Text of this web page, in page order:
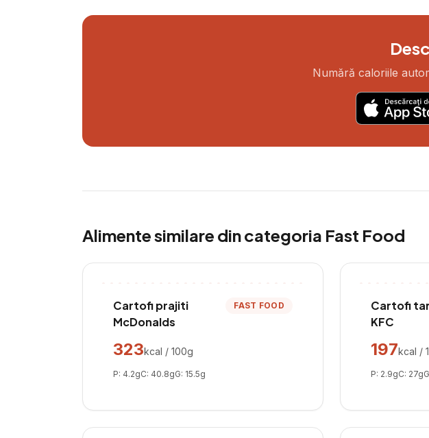
Numără caloriile
Alimente similare din categoria Fast Food
Cartofi prajiti
McDonalds
FAST FOOD
323kcal / 100g
P: 4.2gC: 40.8gG: 15.5g
Cartofi
KFC
197kcal /
P: 2.9gC: 27g